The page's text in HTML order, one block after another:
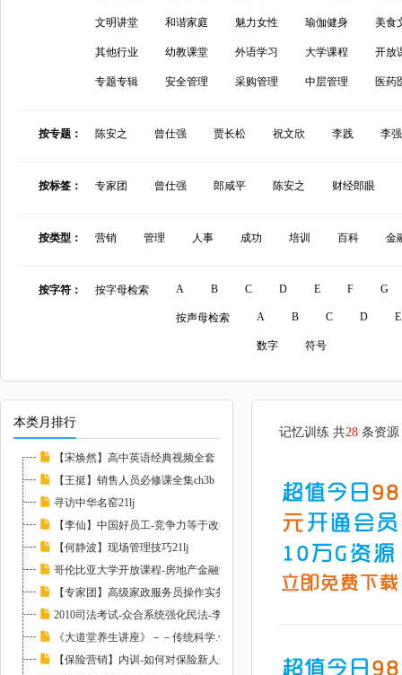
文明讲堂 和谐家庭 魅力女性 瑜伽健身 美食
其他行业 幼教课堂 外语学习 大学课程 开放
专题专辑 安全管理 采购管理 中层管理 医药
按专题： 陈安之 曾仕强 贾长松 祝文欣 李践 李强
按标签： 专家团 曾仕强 郎咸平 陈安之 财经郎眼
按类型： 营销 管理 人事 成功 培训 百科 金
按字符： 按字母检索 A B C D E F G
按声母检索 A B C D E
数字 符号
本类月排行
【宋焕然】高中英语经典视频全套
【王挺】销售人员必修课全集ch3b
寻访中华名窑21lj
【李仙】中国好员工-竞争力等于改善力
【何静波】现场管理技巧21lj
哥伦比亚大学开放课程-房地产金融学 I(ed2k2)...
【专家团】高级家政服务员操作实务21lj
2010司法考试-众合系统强化民法-李建伟.mp3(e...
《大道堂养生讲座》－－传统科学.优生优育(ed...
【保险营销】内训-如何对保险新人进行有效辅导...
记忆训练 共28 条资源